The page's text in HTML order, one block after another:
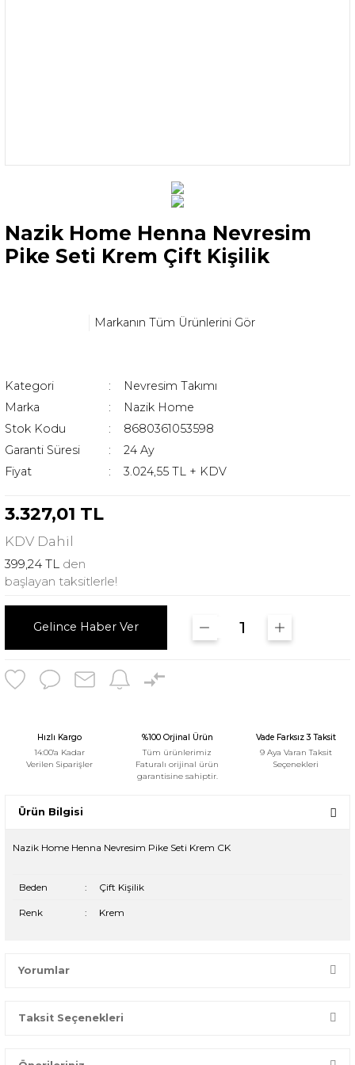
Nazik Home Henna Nevresim
Pike Seti Krem Çift Kişilik
Markanın Tüm Ürünlerini Gör
Kategori
Nevresim Takımı
Marka
Nazik Home
Stok Kodu
8680361053598
Garanti Süresi
24 Ay
Fiyat
3.024,55 TL + KDV
3.327,01 TL
KDV Dahil
399,24 TL den
başlayan taksitlerle!
Gelince Haber Ver
Hızlı Kargo
14:00'a Kadar
Verilen Siparişler
%100 Orjinal Ürün
Tüm ürünlerimiz
Faturalı orijinal ürün
garantisine sahiptir.
Vade Farksız 3 Taksit
9 Aya Varan Taksit
Seçenekleri
Ürün Bilgisi
Nazik Home Henna Nevresim Pike Seti Krem CK
Beden : Çift Kişilik
Renk : Krem
Yorumlar
Bir dakikanızı ayırın, yorumunuzla başkalarının doğru seçim
Taksit Seçenekleri